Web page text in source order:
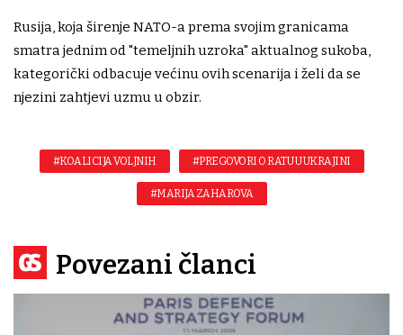
Rusija, koja širenje NATO-a prema svojim granicama
smatra jednim od "temeljnih uzroka" aktualnog sukoba,
kategorički odbacuje većinu ovih scenarija i želi da se
njezini zahtjevi uzmu u obzir.
#KOALICIJA VOLJNIH #PREGOVORI O RATU U UKRAJINI
#MARIJA ZAHAROVA
Povezani članci